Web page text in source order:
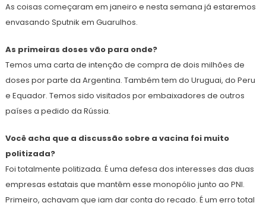
As coisas começaram em janeiro e nesta semana já estaremos
envasando Sputnik em Guarulhos.
As primeiras doses vão para onde?
Temos uma carta de intenção de compra de dois milhões de
doses por parte da Argentina. Também tem do Uruguai, do Peru
e Equador. Temos sido visitados por embaixadores de outros
países a pedido da Rússia.
Você acha que a discussão sobre a vacina foi muito
politizada?
Foi totalmente politizada. É uma defesa dos interesses das duas
empresas estatais que mantêm esse monopólio junto ao PNI.
Primeiro, achavam que iam dar conta do recado. É um erro total